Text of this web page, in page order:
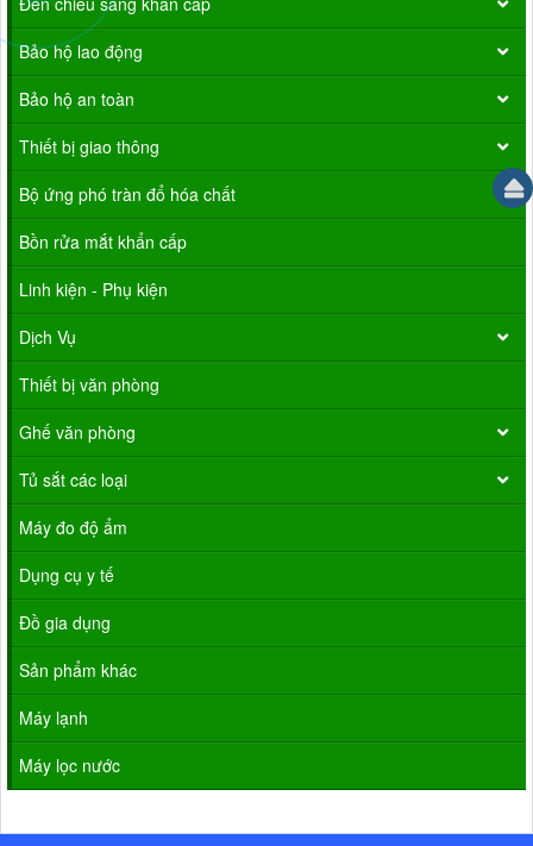
Bảo hộ lao động
Bảo hộ an toàn
Thiết bị giao thông
Bộ ứng phó tràn đổ hóa chất
Bồn rửa mắt khẩn cấp
Linh kiện - Phụ kiện
Dịch Vụ
Thiết bị văn phòng
Ghế văn phòng
Tủ sắt các loại
Máy đo độ ẩm
Dụng cụ y tế
Đồ gia dụng
Sản phẩm khác
Máy lạnh
Máy lọc nước